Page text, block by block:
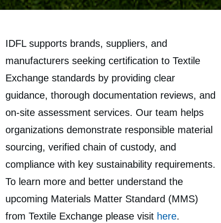
IDFL supports brands, suppliers, and
manufacturers seeking certification to Textile
Exchange standards by providing clear
guidance, thorough documentation reviews, and
on‑site assessment services. Our team helps
organizations demonstrate responsible material
sourcing, verified chain of custody, and
compliance with key sustainability requirements.
To learn more and better understand the
upcoming Materials Matter Standard (MMS)
from Textile Exchange please visit here.